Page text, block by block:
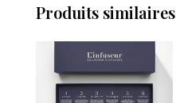
Produits similaires